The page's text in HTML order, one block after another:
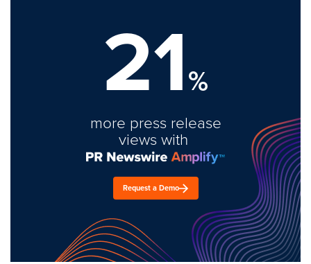
21%
more press release
views with
Request a Demo